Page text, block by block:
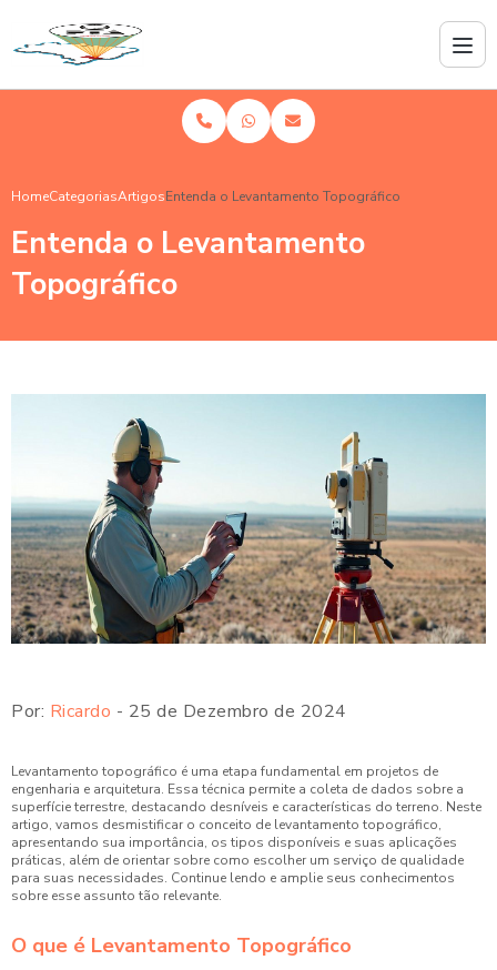
HomeCategoriasArtigosEntenda o Levantamento Topográfico
Entenda o Levantamento
Topográfico
Por: Ricardo - 25 de Dezembro de 2024
Levantamento topográfico é uma etapa fundamental em projetos de
engenharia e arquitetura. Essa técnica permite a coleta de dados sobre a
superfície terrestre, destacando desníveis e características do terreno. Neste
artigo, vamos desmistificar o conceito de levantamento topográfico,
apresentando sua importância, os tipos disponíveis e suas aplicações
práticas, além de orientar sobre como escolher um serviço de qualidade
para suas necessidades. Continue lendo e amplie seus conhecimentos
sobre esse assunto tão relevante.
O que é Levantamento Topográfico